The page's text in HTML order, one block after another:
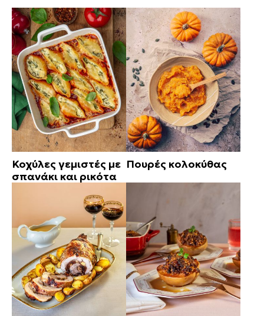
Κοχύλες γεμιστές με
σπανάκι και ρικότα
Πουρές κολοκύθας